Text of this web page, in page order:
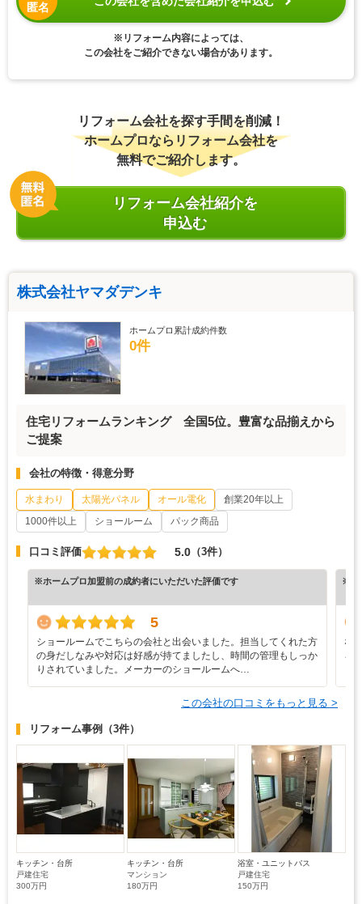
匿名
※リフォーム内容によっては、
この会社をご紹介できない場合があります。
リフォーム会社を探す手間を削減！
ホームプロならリフォーム会社を
無料でご紹介します。
リフォーム会社紹介を
申込む
株式会社ヤマダデンキ
ホームプロ累計成約件数
0件
住宅リフォームランキング 全国5位。豊富な品揃えから
ご提案
会社の特徴・得意分野
水まわり 太陽光パネル オール電化
創業20年以上
1000件以上
ショールーム パック商品
口コミ評価 5.0 （3件）
※ホームプロ加盟前の成約者にいただいた評価です
5
ショールームでこちらの会社と出会いました。担当してくれた方
の身だしなみや対応は好感が持てましたし、時間の管理もしっか
りされていました。メーカーのショールームへ…
※ホ
な
ろ
この会社の口コミをもっと見る >
リフォーム事例 （3件）
キッチン・台所
戸建住宅
300万円
キッチン・台所
マンション
180万円
浴室・ユニットバス
戸建住宅
150万円